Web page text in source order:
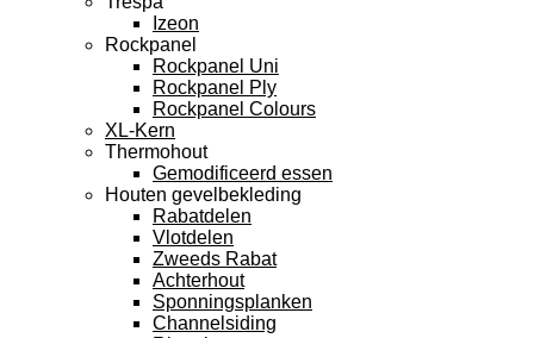
Izeon
Rockpanel
Rockpanel Uni
Rockpanel Ply
Rockpanel Colours
XL-Kern
Thermohout
Gemodificeerd essen
Houten gevelbekleding
Rabatdelen
Vlotdelen
Zweeds Rabat
Achterhout
Sponningsplanken
Channelsiding